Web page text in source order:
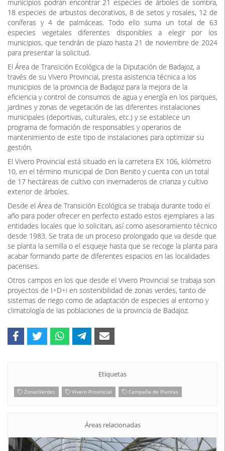
municipios podrán encontrar 21 especies de árboles de sombra,
18 especies de arbustos decorativos, 8 de setos y rosales, 12 de
coníferas y 4 de palmáceas. Todo ello suma un total de 63
especies vegetales diferentes disponibles a elegir por los
municipios, que tendrán de plazo hasta 21 de noviembre de 2024
para presentar la solicitud.
El Área de Transición Ecológica de la Diputación de Badajoz, a
través de su Vivero Provincial, presta asistencia técnica a los
municipios de la provincia de Badajoz para la mejora de la
eficiencia y control de consumos de agua y energía en los parques,
jardines y zonas de vegetación de las diferentes instalaciones
municipales (deportivas, culturales, etc.) y se establece un
programa de formación de responsables y operarios de
mantenimiento de este tipo de instalaciones para optimizar su
gestión.
El Vivero Provincial está situado en la carretera EX 106, kilómetro
10, en el término municipal de Don Benito y cuenta con un total
de 17 hectáreas de cultivo con invernaderos de crianza y cultivo
exterior de árboles.
Desde el Área de Transición Ecológica se trabaja durante todo el
año para poder ofrecer en perfecto estado estos ejemplares a las
entidades locales que lo solicitan, así como asesoramiento técnico
desde 1983. Se trata de un proceso prolongado que va desde que
se planta la semilla o el esqueje hasta que se recoge la planta para
acabar formando parte de diferentes espacios en las localidades
pacenses.
Otros campos en los que desde el Vivero Provincial se trabaja son
proyectos de I+D+i en sostenibilidad de zonas verdes, tanto de
sistemas de riego como de adaptación de especies al entorno y
climatología de las poblaciones de la provincia de Badajoz.
Etiquetas
ZonasVerdes Vivero Provincial Campaña de Plantas
Áreas relacionadas